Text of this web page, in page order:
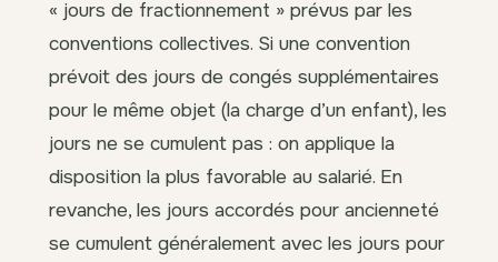
« jours de fractionnement » prévus par les
conventions collectives. Si une convention
prévoit des jours de congés supplémentaires
pour le même objet (la charge d’un enfant), les
jours ne se cumulent pas : on applique la
disposition la plus favorable au salarié. En
revanche, les jours accordés pour ancienneté
se cumulent généralement avec les jours pour